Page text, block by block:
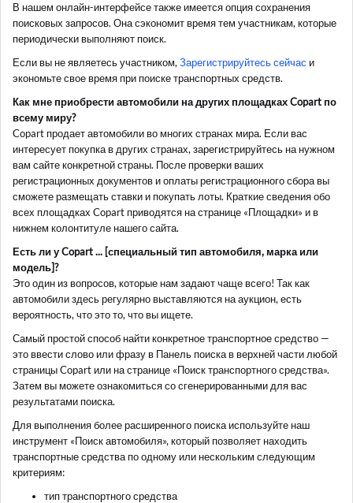
В нашем онлайн-интерфейсе также имеется опция сохранения
поисковых запросов. Она сэкономит время тем участникам, которые
периодически выполняют поиск.
Если вы не являетесь участником, Зарегистрируйтесь сейчас и
экономьте свое время при поиске транспортных средств.
Как мне приобрести автомобили на других площадках Copart по
всему миру?
Copart продает автомобили во многих странах мира. Если вас
интересует покупка в других странах, зарегистрируйтесь на нужном
вам сайте конкретной страны. После проверки ваших
регистрационных документов и оплаты регистрационного сбора вы
сможете размещать ставки и покупать лоты. Краткие сведения обо
всех площадках Copart приводятся на странице «Площадки» и в
нижнем колонтитуле нашего сайта.
Есть ли у Copart ... [специальный тип автомобиля, марка или
модель]?
Это один из вопросов, которые нам задают чаще всего! Так как
автомобили здесь регулярно выставляются на аукцион, есть
вероятность, что это то, что вы ищете.
Самый простой способ найти конкретное транспортное средство —
это ввести слово или фразу в Панель поиска в верхней части любой
страницы Copart или на странице «Поиск транспортного средства».
Затем вы можете ознакомиться со сгенерированными для вас
результатами поиска.
Для выполнения более расширенного поиска используйте наш
инструмент «Поиск автомобиля», который позволяет находить
транспортные средства по одному или нескольким следующим
критериям:
тип транспортного средства